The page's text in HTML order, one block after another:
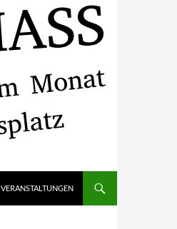
VERANSTALTUNGEN